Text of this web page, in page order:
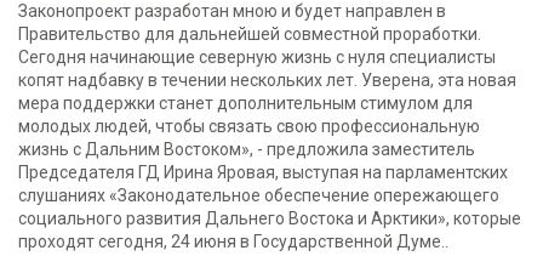
Законопроект разработан мною и будет направлен в
Правительство для дальнейшей совместной проработки.
Сегодня начинающие северную жизнь с нуля специалисты
копят надбавку в течении нескольких лет. Уверена, эта новая
мера поддержки станет дополнительным стимулом для
молодых людей, чтобы связать свою профессиональную
жизнь с Дальним Востоком», - предложила заместитель
Председателя ГД Ирина Яровая, выступая на парламентских
слушаниях «Законодательное обеспечение опережающего
социального развития Дальнего Востока и Арктики», которые
проходят сегодня, 24 июня в Государственной Думе..